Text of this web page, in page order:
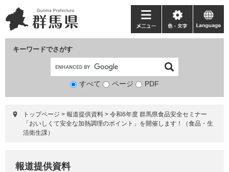
ー
ジ
ニ
ュ
て
キーワードでさがす
検
象
すべて ページ PDF
メ
ニ
ー
色・
文
language
トップページ > 報道提供資料 > 令和6年度 群馬県食品安全セミナー
「おいしくて安全な加熱調理のポイント」を開催します！（食品・生
活衛生課）
報道提供資料